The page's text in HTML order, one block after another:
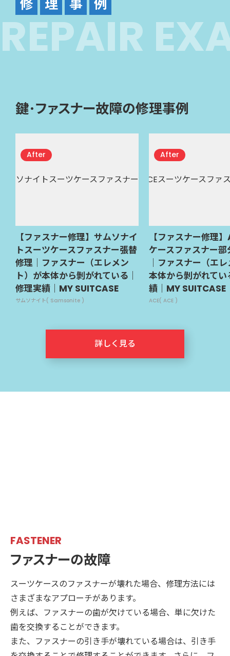
REPAIR EX
修 理 事 例
鍵･ファスナー故障の修理事例
【ファスナー修理】サムソナイ
トスーツケースファスナー張替
修理｜ファスナー（エレメン
ト）が本体から剝がれている｜
修理実績｜MY SUITCASE
サムソナイト( Samsonite )
【ファスナー修理
ケースファスナー
｜ファスナー（エ
本体から剝がれて
績｜MY SUITCASE
ACE( ACE )
詳しく見る
FASTENER
ファスナーの故障
スーツケースのファスナーが壊れた場合、修理方法には
さまざまなアプローチがあります。
例えば、ファスナーの歯が欠けている場合、単に欠けた
歯を交換することができます。
また、ファスナーの引き手が壊れている場合は、引き手